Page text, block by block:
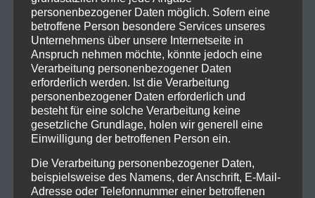
personenbezogener Daten möglich. Sofern eine
betroffene Person besondere Services unseres
Unternehmens über unsere Internetseite in
Anspruch nehmen möchte, könnte jedoch eine
Verarbeitung personenbezogener Daten
erforderlich werden. Ist die Verarbeitung
personenbezogener Daten erforderlich und
besteht für eine solche Verarbeitung keine
gesetzliche Grundlage, holen wir generell eine
Einwilligung der betroffenen Person ein.
Die Verarbeitung personenbezogener Daten,
beispielsweise des Namens, der Anschrift, E-Mail-
Adresse oder Telefonnummer einer betroffenen